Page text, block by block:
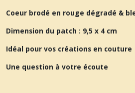
Coeur brodé en rouge dégradé &
Dimension du patch : 9,5 x 4 cm
Idéal pour vos créations en couture
Une question à votre écoute